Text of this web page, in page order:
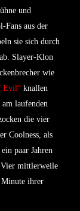
und
Fans aus der
sie sich durch
Slayer-Klon
wie
Evil“ knallen
laufenden
die vier
Coolness, als
paar Jahren
Vier mittlerweile
Minute ihrer